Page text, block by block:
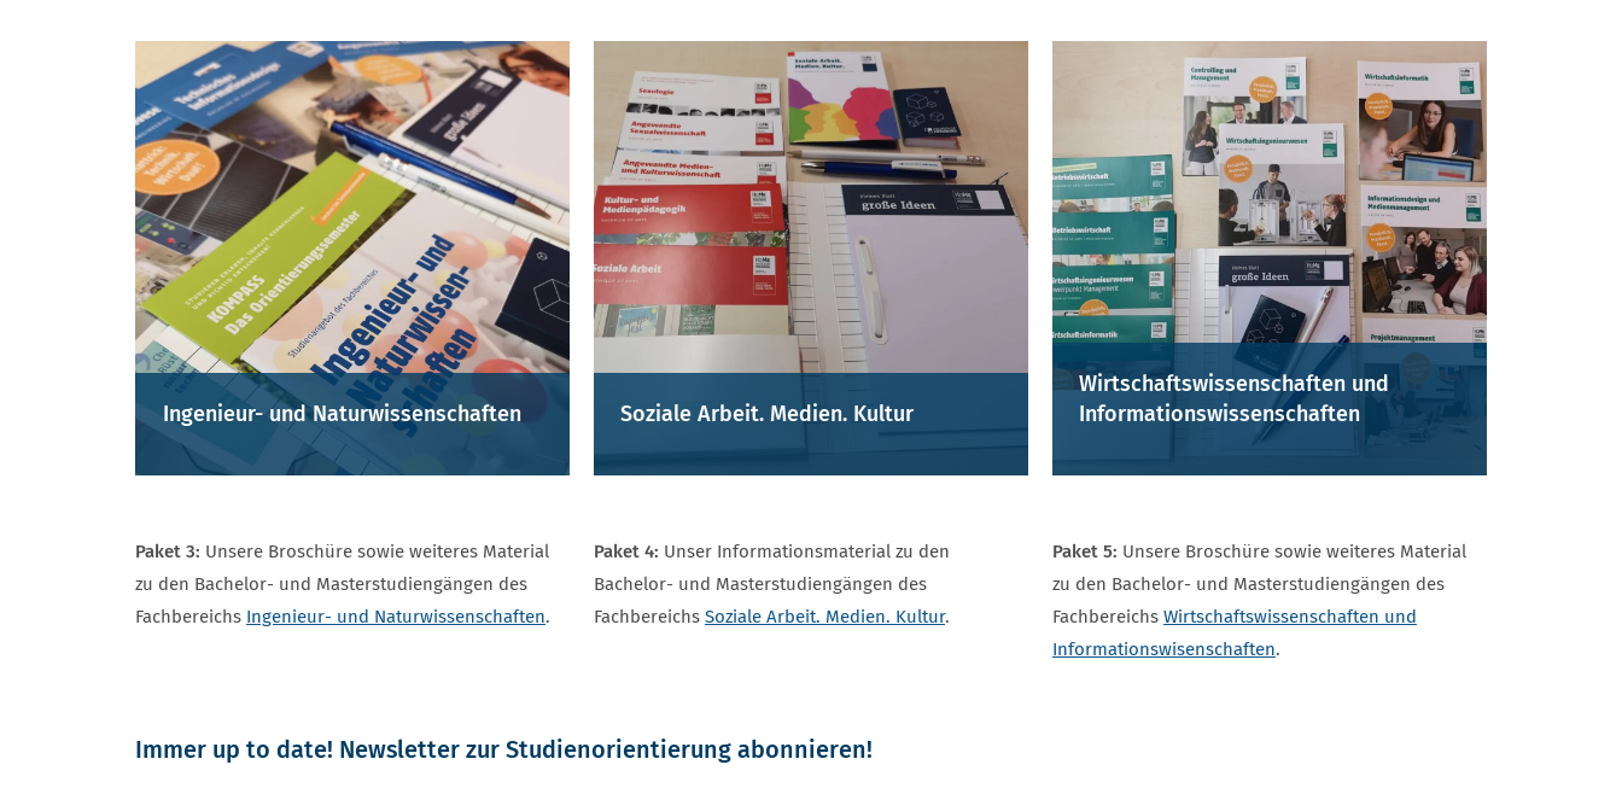
UNSERE INFORMATIONSPAKETE
Ingenieur- und Naturwissenschaften
Paket 3: Unsere Broschüre sowie weiteres Material
zu den Bachelor- und Masterstudiengängen des
Fachbereichs Ingenieur- und Naturwissenschaften.
Soziale Arbeit. Medien. Kultur
Paket 4: Unser Informationsmaterial zu den
Bachelor- und Masterstudiengängen des
Fachbereichs Soziale Arbeit. Medien. Kultur.
Wirtschaftswissenschaften und
Informationswissenschaften
Paket 5: Unsere Broschüre sowie weiteres Material
zu den Bachelor- und Masterstudiengängen des
Fachbereichs Wirtschaftswissenschaften und
Informationswisenschaften.
Immer up to date! Newsletter zur Studienorientierung abonnieren!